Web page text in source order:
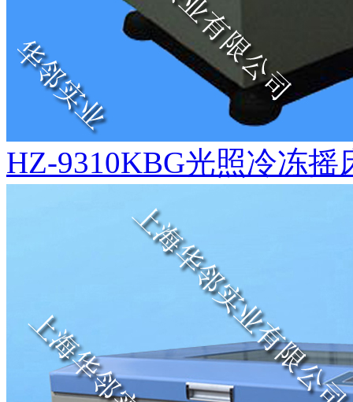
HZ-9310KBG光照冷冻摇